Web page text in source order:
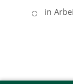
in